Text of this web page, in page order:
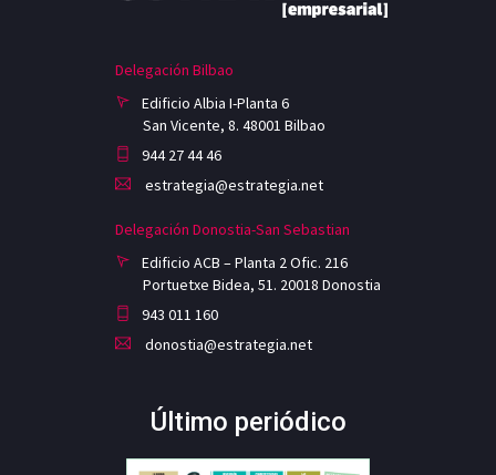
Delegación Bilbao
Edificio Albia I-Planta 6
San Vicente, 8. 48001 Bilbao
944 27 44 46
estrategia@estrategia.net
Delegación Donostia-San Sebastian
Edificio ACB – Planta 2 Ofic. 216
Portuetxe Bidea, 51. 20018 Donostia
943 011 160
donostia@estrategia.net
Último periódico